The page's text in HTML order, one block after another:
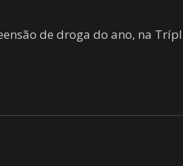
de droga do ano, na